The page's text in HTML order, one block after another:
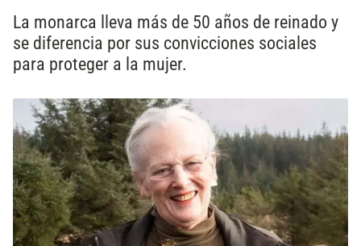
La monarca lleva más de 50 años de reinado y
se diferencia por sus convicciones sociales
para proteger a la mujer.